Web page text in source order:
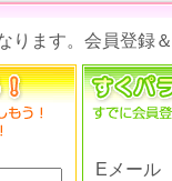
ります。会員登録
Eメール